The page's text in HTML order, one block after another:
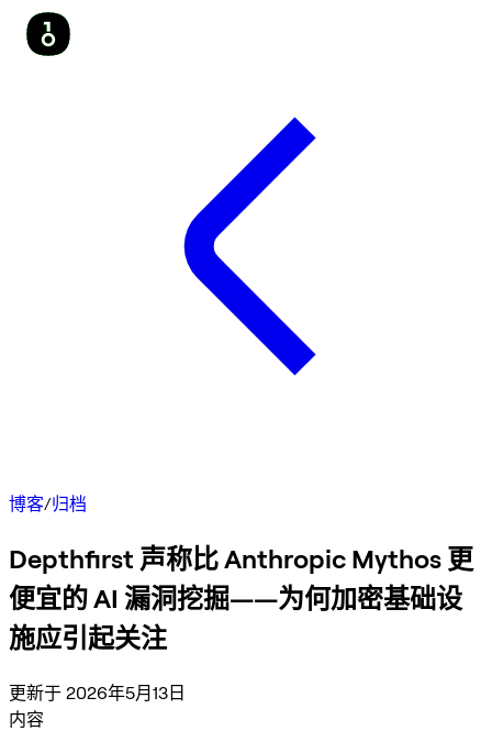
博客/归档
Depthfirst 声称比 Anthropic Mythos 更
便宜的 AI 漏洞挖掘——为何加密基础设
施应引起关注
更新于 2026年5月13日
内容